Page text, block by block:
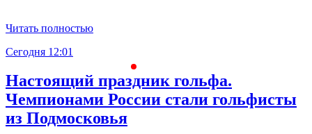
Читать полностью
Сегодня 12:01
Настоящий праздник гольфа.
Чемпионами России стали гольфисты
из Подмосковья